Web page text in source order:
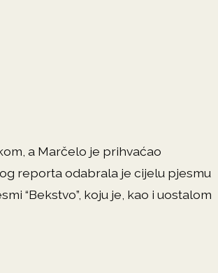
a Marčelo je prihvaćao
reporta odabrala je cijelu pjesmu
“Bekstvo”, koju je, kao i uostalom